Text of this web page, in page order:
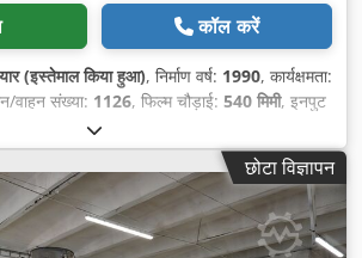
कॉल करें
(इस्तेमाल किया हुआ), निर्माण वर्ष: 1990, कार्यक्षमता:
वाहन संख्या: 1126, फिल्म चौड़ाई: 540 मिमी, इनपुट
, कुल चौड़ाई:
, कुल वजन:838 किग्रा, शक्ति:1.9 किलोवाट
प्रकार प्लेट उपलब्ध है, छोटा विज्ञापन